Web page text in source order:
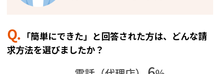
Q. 「簡単にできた」と回答された方は、どんな請
求方法を選びましたか？